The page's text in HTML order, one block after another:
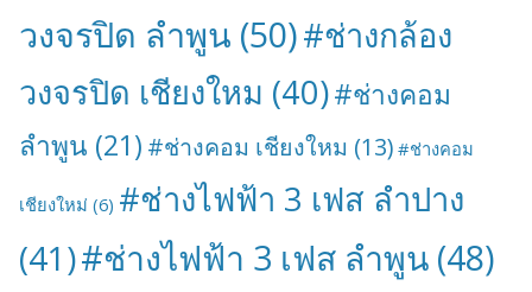
วงจรปิด ลำพูน (50)#ช่างกล้อง
วงจรปิด เชียงใหม (40)#ช่างคอม
ลำพูน (21) #ช่างคอม เชียงใหม (13) #ช่างคอม
เชียงใหม่ (6) #ช่างไฟฟ้า 3 เฟส ลำปาง
(41)#ช่างไฟฟ้า 3 เฟส ลำพูน (48)